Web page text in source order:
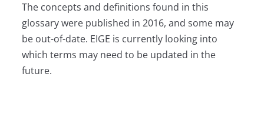
The concepts and definitions found in this
glossary were published in 2016, and some may
be out-of-date. EIGE is currently looking into
which terms may need to be updated in the
future.